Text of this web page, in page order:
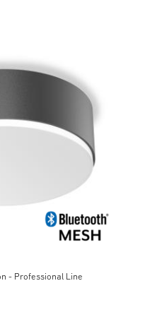
- Professional Line